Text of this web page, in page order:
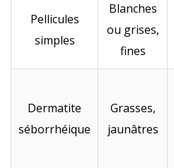
Pellicules
simples
Blanches
ou grises,
fines
Dermatite
séborrhéique
Grasses,
jaunâtres